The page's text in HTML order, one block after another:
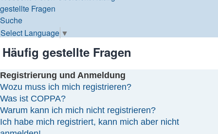
gestellte Fragen
Suche
Select Language ▼
Häufig gestellte Fragen
Registrierung und Anmeldung
Wozu muss ich mich registrieren?
Was ist COPPA?
Warum kann ich mich nicht registrieren?
Ich habe mich registriert, kann mich aber nicht